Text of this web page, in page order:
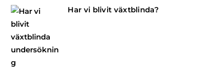
Har vi blivit växtblinda?